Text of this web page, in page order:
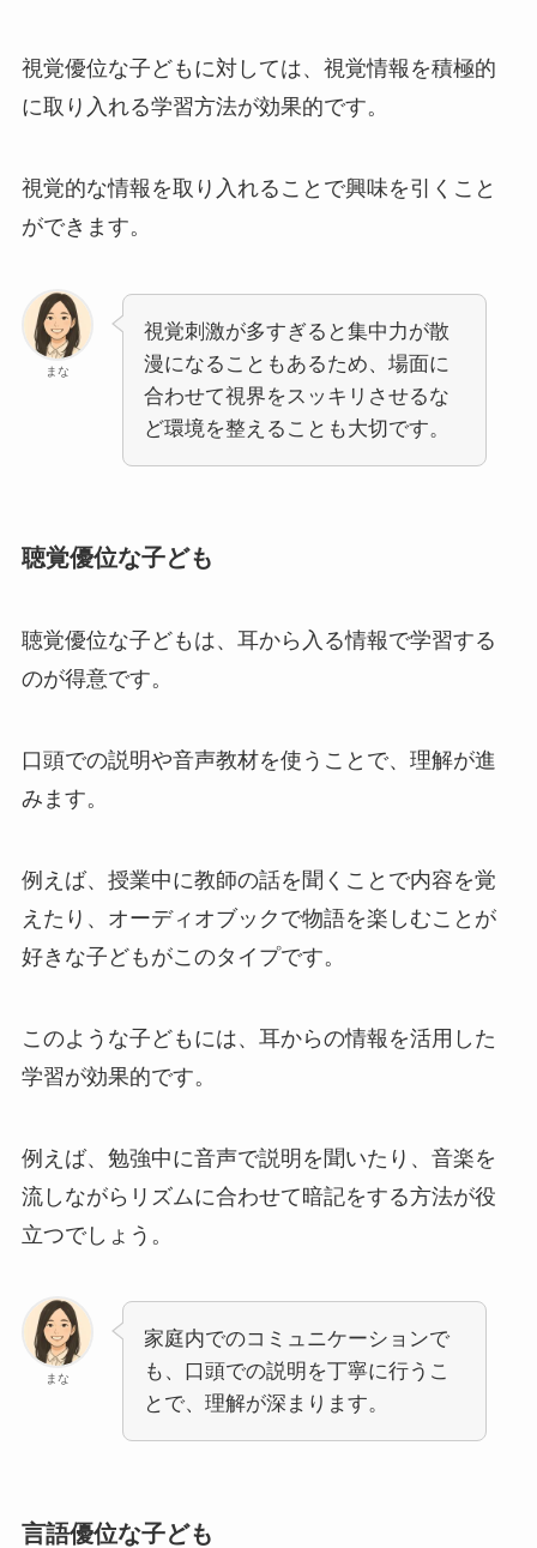
視覚優位な子どもに対しては、視覚情報を積極的
に取り入れる学習方法が効果的です。
視覚的な情報を取り入れることで興味を引くこと
ができます。
まな
視覚刺激が多すぎると集中力が散
漫になることもあるため、場面に
合わせて視界をスッキリさせるな
ど環境を整えることも大切です。
聴覚優位な子ども
聴覚優位な子どもは、耳から入る情報で学習する
のが得意です。
口頭での説明や音声教材を使うことで、理解が進
みます。
例えば、授業中に教師の話を聞くことで内容を覚
えたり、オーディオブックで物語を楽しむことが
好きな子どもがこのタイプです。
このような子どもには、耳からの情報を活用した
学習が効果的です。
例えば、勉強中に音声で説明を聞いたり、音楽を
流しながらリズムに合わせて暗記をする方法が役
立つでしょう。
まな
家庭内でのコミュニケーションで
も、口頭での説明を丁寧に行うこ
とで、理解が深まります。
言語優位な子ども